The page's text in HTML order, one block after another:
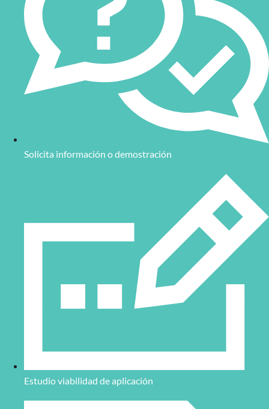
Solicita información o demostración
Estudio viabilidad de aplicación